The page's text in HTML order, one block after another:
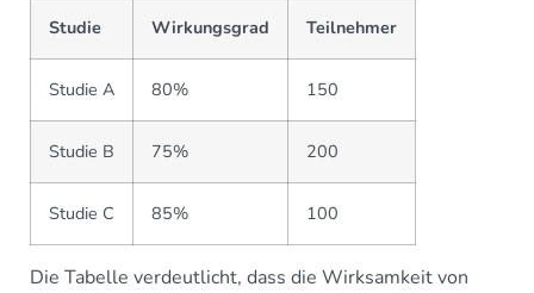
Studie Wirkungsgrad Teilnehmer
Studie A 80% 150
Studie B 75% 200
Studie C 85% 100
Die Tabelle verdeutlicht, dass die Wirksamkeit von